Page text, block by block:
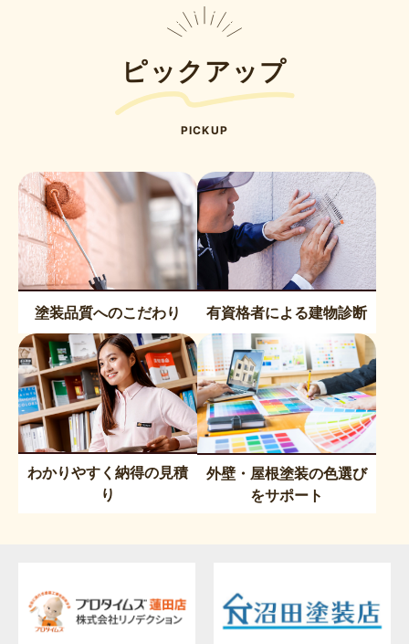
ピックアップ
PICKUP
塗装品質へのこだわり 有資格者による建物診断
わかりやすく納得の見積
り
外壁・屋根塗装の色選び
をサポート